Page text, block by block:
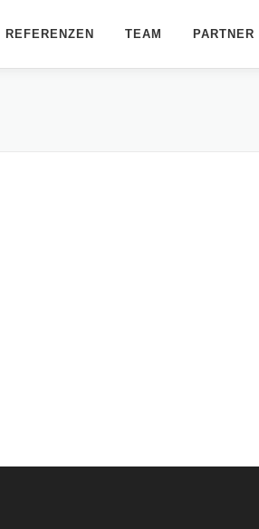
REFERENZEN TEAM PARTNER